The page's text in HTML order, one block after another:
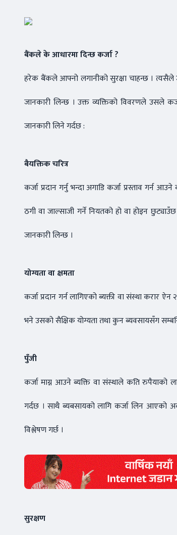
बैंकले के आधारमा दिन्छ कर्जा ?
हरेक बैंकले आफ्नो लगानीको सुरक्षा चाहन्छ । त्यसैले
जानकारी लिन्छ । उक्त व्यक्तिको विवरणले उसले
जानकारी लिने गर्दछ :
बैयक्तिक चरित्र
कर्जा प्रदान गर्नु भन्दा अगाडि कर्जा प्रस्ताव गर्न
ठगी वा जाल्साजी गर्ने नियतको हो वा होइन
जानकारी लिन्छ ।
योग्यता वा क्षमता
कर्जा प्रदान गर्न लागिएको ब्यक्ती वा संस्था करार
भने उसको सैक्षिक योग्यता तथा कुन ब्यवसायसँग
पुँजी
कर्जा माग्न आउने ब्यक्ति वा संस्थाले कति रुपैयाको
गर्दछ । साथै ब्यबसायको लागि कर्जा लिन आएको
विश्लेषण गर्छ ।
सुरक्षण